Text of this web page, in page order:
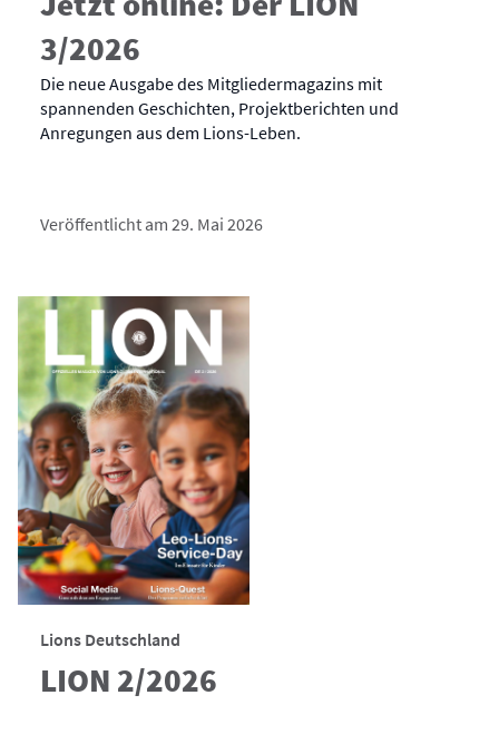
3/2026
Die neue Ausgabe des Mitgliedermagazins mit
spannenden Geschichten, Projektberichten und
Anregungen aus dem Lions-Leben.
Veröffentlicht am 29. Mai 2026
Lions Deutschland
LION 2/2026